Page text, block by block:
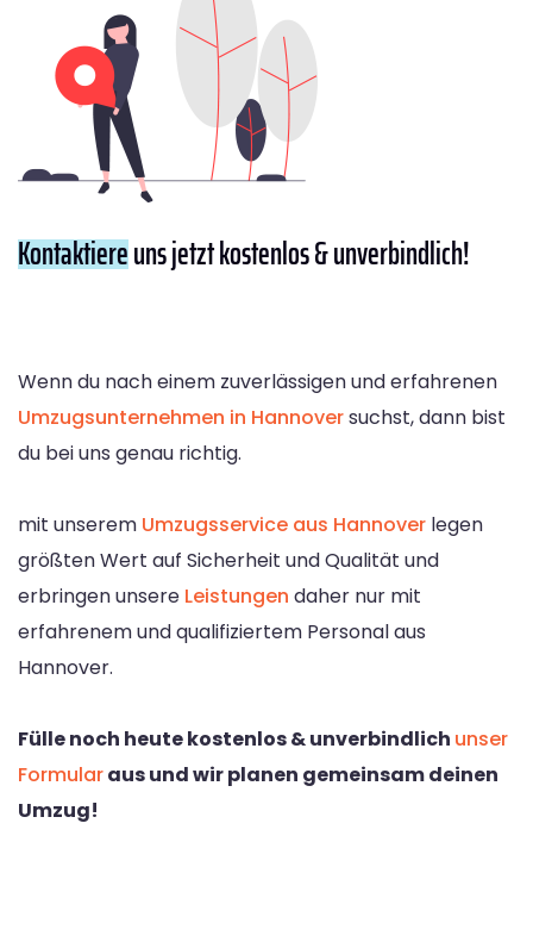
Kontaktiereuns jetzt kostenlos & unverbindlich!
Wenn du nach einem zuverlässigen und erfahrenen
Umzugsunternehmen in Hannoversuchst, dann bist
du bei uns genau richtig.
mit unserem Umzugsservice aus Hannover legen
größten Wert auf Sicherheit und Qualität und
erbringen unsere Leistungen daher nur mit
erfahrenem und qualifiziertem Personal aus
Hannover.
Fülle noch heute kostenlos & unverbindlich unser
Formularaus und wir planen gemeinsam deinen
Umzug!